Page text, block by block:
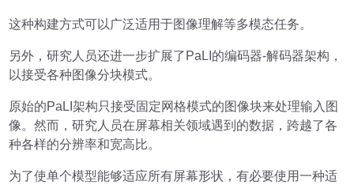
这种构建方式可以广泛适用于图像理解等多模态任务。
另外，研究人员还进一步扩展了PaLI的编码器-解码器架构，
以接受各种图像分块模式。
原始的PaLI架构只接受固定网格模式的图像块来处理输入图
像。然而，研究人员在屏幕相关领域遇到的数据，跨越了各
种各样的分辨率和宽高比。
为了使单个模型能够适应所有屏幕形状，有必要使用一种适